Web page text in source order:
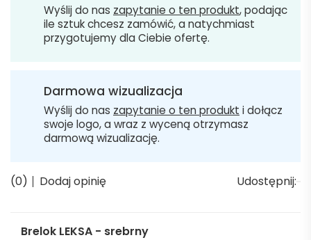
Wyślij do nas zapytanie o ten produkt, podając
ile sztuk chcesz zamówić, a natychmiast
przygotujemy dla Ciebie ofertę.
Darmowa wizualizacja
Wyślij do nas zapytanie o ten produkt i dołącz
swoje logo, a wraz z wyceną otrzymasz
darmową wizualizację.
(0) Dodaj opinię Udostępnij:
Brelok LEKSA - srebrny